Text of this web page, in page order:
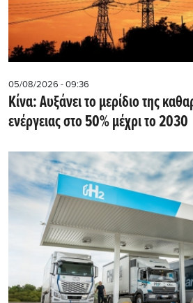
05/08/2026 - 09:36
Κίνα: Αυξάνει το μερίδιο της
ενέργειας στο 50% μέχρι το 2030